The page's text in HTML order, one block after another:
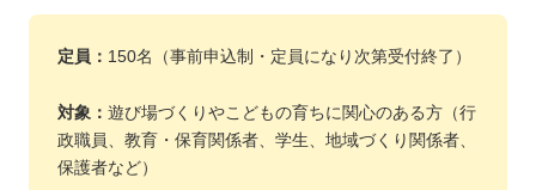
定員： 150名（事前申込制・定員になり次第受付終了）
対象： 遊び場づくりやこどもの育ちに関心のある方（行
政職員、教育・保育関係者、学生、地域づくり関係者、
保護者など）